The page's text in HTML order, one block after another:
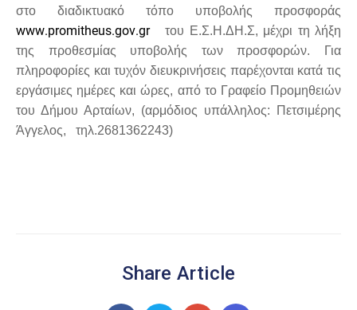
στο διαδικτυακό τόπο υποβολής προσφοράς
www.promitheus.gov.grτου Ε.Σ.Η.ΔΗ.Σ, μέχρι τη λήξη
της προθεσμίας υποβολής των προσφορών. Για
πληροφορίες και τυχόν διευκρινήσεις παρέχονται κατά τις
εργάσιμες ημέρες και ώρες, από το Γραφείο Προμηθειών
του Δήμου Αρταίων, (αρμόδιος υπάλληλος: Πετσιμέρης
Άγγελος, τηλ.2681362243)
Share Article